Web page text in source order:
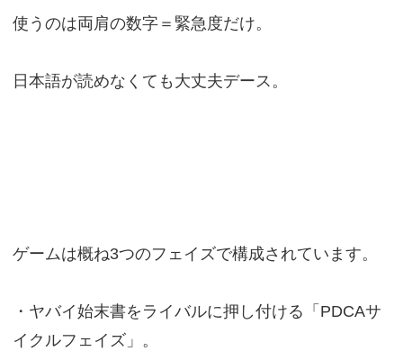
使うのは両肩の数字＝緊急度だけ。
日本語が読めなくても大丈夫デース。
ゲームは概ね3つのフェイズで構成されています。
・ヤバイ始末書をライバルに押し付ける「PDCAサ
イクルフェイズ」。